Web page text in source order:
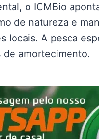
o ICMBio
de natureza e
locais. A pesca
de amortecimento.